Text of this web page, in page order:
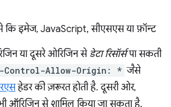
कि इमेज, JavaScript, सीएसएस या फ़ॉन्ट
या दूसरे ओरिजिन से डेटा रिसॉर्सपा सकती
Control-Allow-Origin: * जैसे
हेडर की ज़रूरत होती है. दूसरी ओर,
ऑरिजिन से शामिल किया जा सकता है.